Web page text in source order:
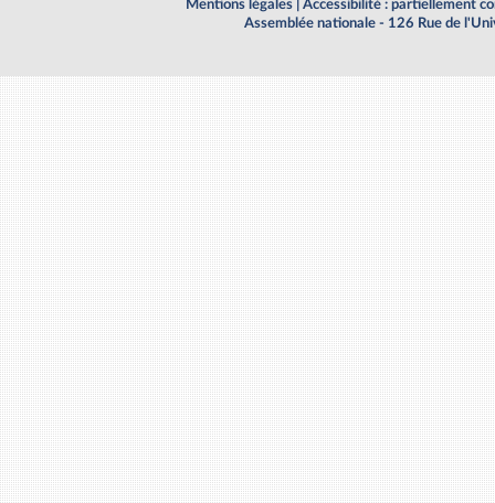
Mentions légales
Accessibilité : partiellement
Assemblée nationale - 126 Rue de